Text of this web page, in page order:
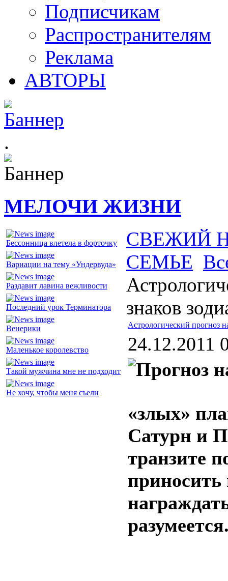
Подписчикам
Распространителям
Реклама
АВТОРЫ
.
МЕЛОЧИ ЖИЗНИ
Бессонница влетела в форточку
Вариации на тему «Ундервуда»
Раздавит лавина вежливости
Последний урок Терминатора
Венерики
Маленькое королевство
Такой мужчина мне не подходит
Не хочу, чтобы меня съели
СВЕЖИЙ
СЕМЬЕ
знаков
Астрологический прогноз
24.12.2011
«злых»
Сатурн и
транзите